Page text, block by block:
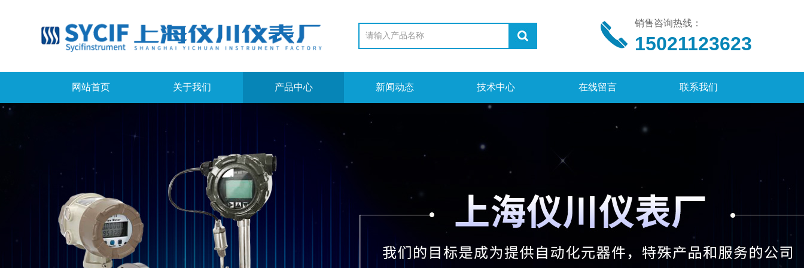
销售咨询热线：
15021123623
网站首页 关于我们 产品中心 新闻动态 技术中心 在线留言 联系我们